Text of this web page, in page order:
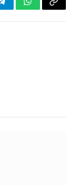
TelegramWhatsApp
Copy